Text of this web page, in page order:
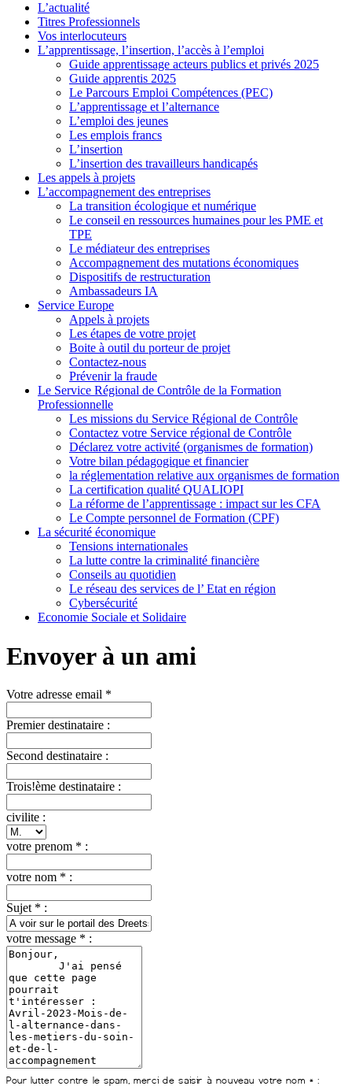
L’actualité
Titres Professionnels
Vos interlocuteurs
L’apprentissage, l’insertion, l’accès à l’emploi
Guide apprentissage acteurs publics et privés 2025
Guide apprentis 2025
Le Parcours Emploi Compétences (PEC)
L’apprentissage et l’alternance
L’emploi des jeunes
Les emplois francs
L’insertion
L’insertion des travailleurs handicapés
Les appels à projets
L’accompagnement des entreprises
La transition écologique et numérique
Le conseil en ressources humaines pour les PME et
TPE
Le médiateur des entreprises
Accompagnement des mutations économiques
Dispositifs de restructuration
Ambassadeurs IA
Service Europe
Appels à projets
Les étapes de votre projet
Boite à outil du porteur de projet
Contactez-nous
Prévenir la fraude
Le Service Régional de Contrôle de la Formation
Professionnelle
Les missions du Service Régional de Contrôle
Contactez votre Service régional de Contrôle
Déclarez votre activité (organismes de formation)
Votre bilan pédagogique et financier
la réglementation relative aux organismes de formation
La certification qualité QUALIOPI
La réforme de l’apprentissage : impact sur les CFA
Le Compte personnel de Formation (CPF)
La sécurité économique
Tensions internationales
La lutte contre la criminalité financière
Conseils au quotidien
Le réseau des services de l’ Etat en région
Cybersécurité
Economie Sociale et Solidaire
Envoyer à un ami
Votre adresse email *
Premier destinataire :
Second destinataire :
Trois!ème destinataire :
civilite :
votre prenom * :
votre nom * :
Sujet * :
votre message * :